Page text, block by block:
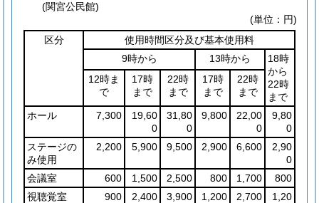
(関宮公民館)
(単位：円)
区分
使用時間区分及び基本使用料
9時から
13時から
18時
から
22時
まで
12時ま
で
17時
まで
22時
まで
17時
まで
22時
まで
ホール 7,300
19,60
0
31,80
0
9,800
22,00
0
9,80
0
ステージの
み使用
2,200 5,900 9,500 2,900 6,600
2,90
0
会議室
600 1,500 2,500 800 1,700
800
視聴覚室
900 2,400 3,900 1,200 2,700
1,20